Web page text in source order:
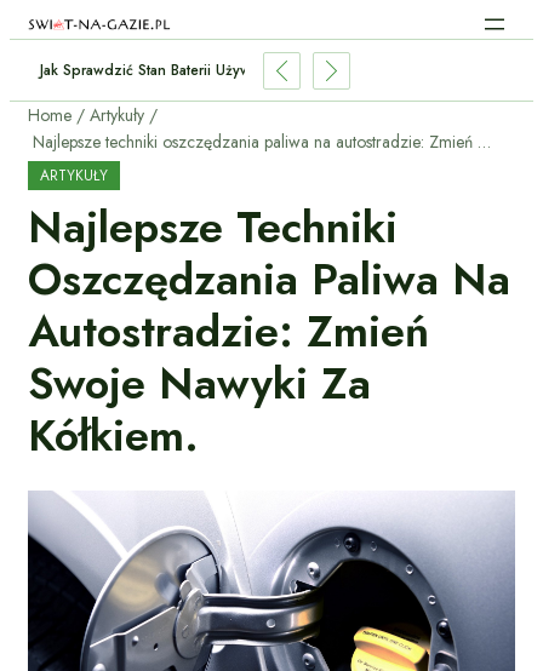
Jak Sprawdzić Stan Baterii Używanego Elektryka Przed Zakupem?
Home
Artykuły
Najlepsze techniki oszczędzania paliwa na autostradzie: Zmień swoje nawyki za kółkiem.
ARTYKUŁY
Najlepsze Techniki
Oszczędzania Paliwa Na
Autostradzie: Zmień
Swoje Nawyki Za
Kółkiem.